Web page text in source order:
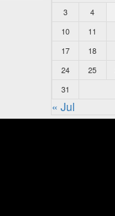
3
4
10
11
17
18
24
25
31
« Jul